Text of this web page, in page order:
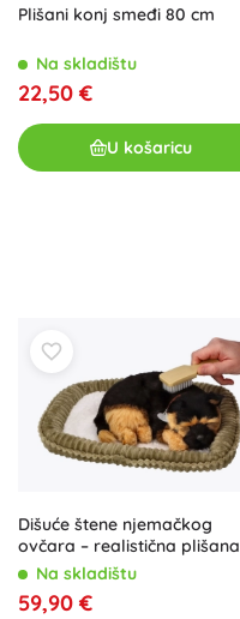
Plišani konj smeđi 80 cm
Na skladištu
22,50 €
U košaricu
Dišuće štene njemačkog
ovčara – realistična plišana
igračka
Na skladištu
59,90 €